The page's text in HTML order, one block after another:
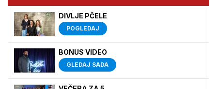
DIVLJE PČELE
POGLEDAJ
BONUS VIDEO
GLEDAJ SADA